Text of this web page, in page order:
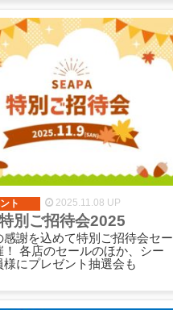
ト 2025.11.08 UP
別ご招待会2025
感謝を込めて特別ご招待会セー
！ 各店のセールのほか、シー
様にプレゼント抽選会も